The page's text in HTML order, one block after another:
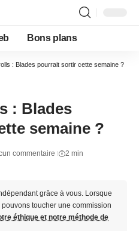
Bons plans
: Blades pourrait sortir cette semaine ?
: Blades
semaine ?
commentaire 2 min
grâce à vous. Lorsque
toucher une commission
éthique et notre méthode de